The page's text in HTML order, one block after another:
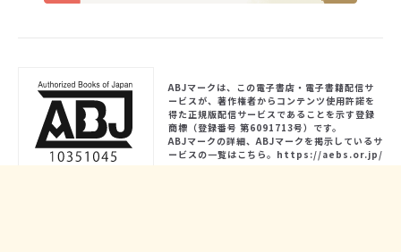
ABJマークは、この電子書店・電子書籍配信サ
ービスが、著作権者からコンテンツ使用許諾を
得た正規版配信サービスであることを示す登録
商標（登録番号 第6091713号）です。
ABJマークの詳細、ABJマークを掲示しているサ
ービスの一覧はこちら。 https://aebs.or.jp/